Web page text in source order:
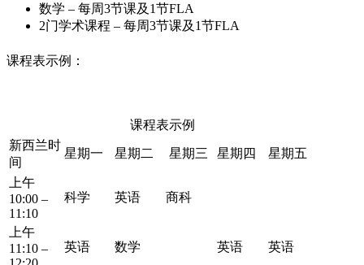
数学 – 每周3节课及1节FLA
2门学术课程 – 每周3节课及1节FLA
课程表示例：
课程表示例
新西兰时
间
星期一 星期二 星期三 星期四 星期五
上午
10:00 –
11:10
科学 英语 商科
上午
11:10 –
英语 数学 英语 英语